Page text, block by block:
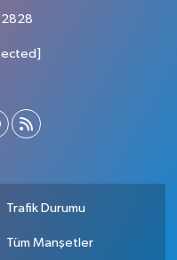
Trafik Durumu
Tüm Manşetler